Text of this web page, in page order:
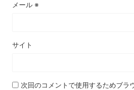
メール ※
サイト
次回のコメントで使用するためブラ